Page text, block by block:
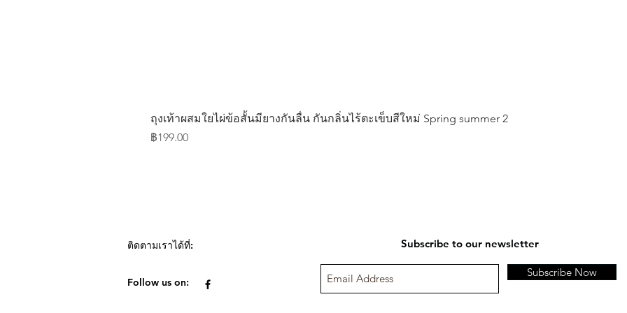
ดูข้อมูลด่วน
ถุงเท้าผสมใยไผ่ข้อสั้นมียางกันลื่น กันกลิ่นไร้ตะเข็บสีใหม่ Spring summer 2
ราคา
฿199.00
ติดตามเราได้ที่:
Follow us on:
Subscribe to our newsletter
Subscribe Now